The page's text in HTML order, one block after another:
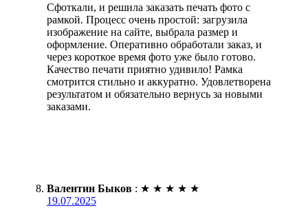
Сфоткали, и решила заказать печать фото с
рамкой. Процесс очень простой: загрузила
изображение на сайте, выбрала размер и
оформление. Оперативно обработали заказ, и
через короткое время фото уже было готово.
Качество печати приятно удивило! Рамка
смотрится стильно и аккуратно. Удовлетворена
результатом и обязательно вернусь за новыми
заказами.
Валентин Быков : ★ ★ ★ ★ ★
19.07.2025